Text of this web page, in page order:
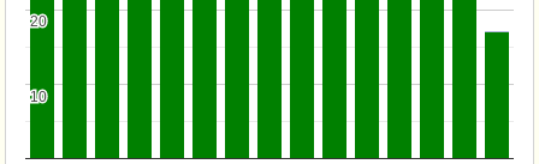
10
10
20
20